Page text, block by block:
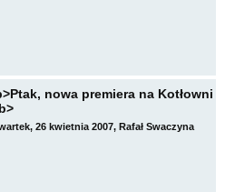
nowa premiera na Kotłowni
26 kwietnia 2007, Rafał Swaczyna